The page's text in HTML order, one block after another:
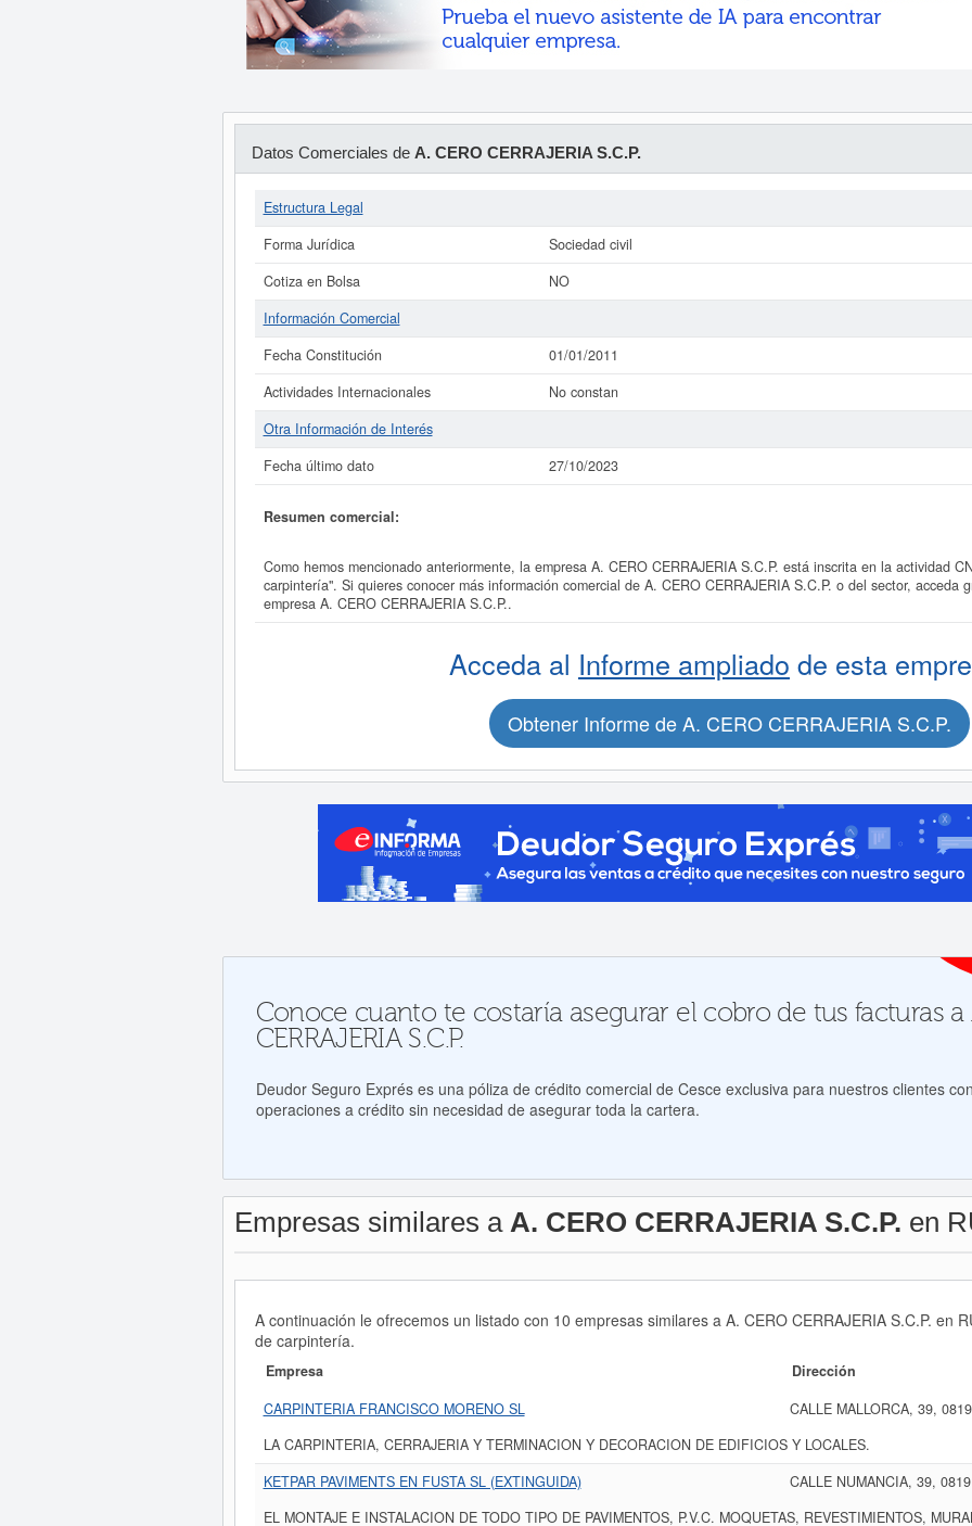
Datos Comerciales de A. CERO CERRAJERIA S.C.P.
Estructura Legal
Forma Jurídica
Sociedad civil
Cotiza en Bolsa
NO
Información Comercial
Fecha Constitución
01/01/2011
Actividades Internacionales
No constan
Otra Información de Interés
Fecha último dato
27/10/2023
Resumen comercial:
Como hemos mencionado anteriormente, la empresa A. CERO CERRAJERIA S.C.P. está inscrita en la actividad
carpintería". Si quieres conocer más información comercial de A. CERO CERRAJERIA S.C.P. o del sector, acceda
empresa A. CERO CERRAJERIA S.C.P..
Acceda al Informe ampliado de esta
Obtener Informe de A. CERO CERRAJERIA S.C.P.
Conoce cuanto te costaría asegurar el cobro de tus facturas a
CERRAJERIA S.C.P.
Deudor Seguro Exprés es una póliza de crédito comercial de Cesce exclusiva para nuestros clientes
operaciones a crédito sin necesidad de asegurar toda la cartera.
Empresas similares a A. CERO CERRAJERIA S.C.P. en
A continuación le ofrecemos un listado con 10 empresas similares a A. CERO CERRAJERIA S.C.P. en
de carpintería.
Empresa
Dirección
CARPINTERIA FRANCISCO MORENO SL
CALLE MALLORCA, 39,
LA CARPINTERIA, CERRAJERIA Y TERMINACION Y DECORACION DE EDIFICIOS Y LOCALES.
KETPAR PAVIMENTS EN FUSTA SL (EXTINGUIDA)
CALLE NUMANCIA, 39,
EL MONTAJE E INSTALACION DE TODO TIPO DE PAVIMENTOS, P.V.C. MOQUETAS, REVESTIMIENTOS,